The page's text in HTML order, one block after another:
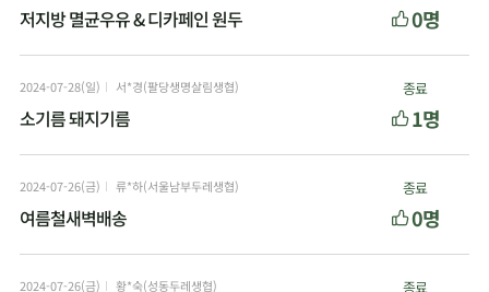
저지방 멸균우유 & 디카페인 원두 0명
2024-07-28(일) 서*경(팔당생명살림생협)
소기름 돼지기름
종료
1명
2024-07-26(금) 류*하(서울남부두레생협)
여름철새벽배송
종료
0명
2024-07-26(금) 황*숙(성동두레생협) 종료